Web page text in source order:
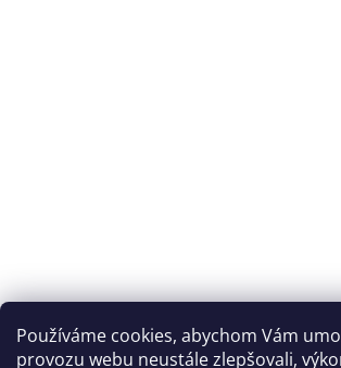
Používáme cookies, abychom Vám
provozu webu neustále zlepšovali,